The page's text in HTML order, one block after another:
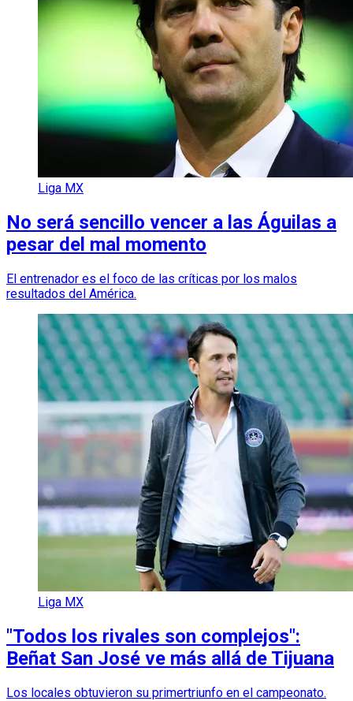
Liga MX
No será sencillo vencer a las Águilas a
pesar del mal momento
El entrenador es el foco de las críticas por los malos
resultados del América.
Liga MX
"Todos los rivales son complejos":
Beñat San José ve más allá de Tijuana
Los locales obtuvieron su primertriunfo en el campeonato.